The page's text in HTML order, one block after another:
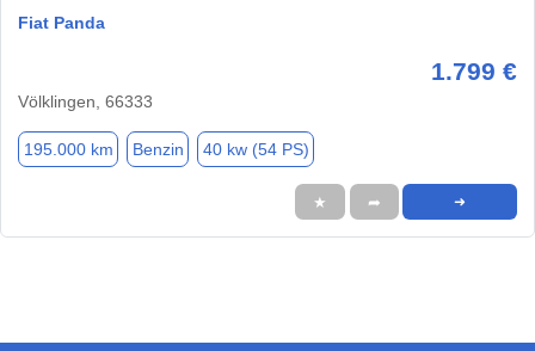
Fiat Panda
1.799 €
Völklingen, 66333
195.000 km Benzin 40 kw (54 PS)
★ ➦ ➜